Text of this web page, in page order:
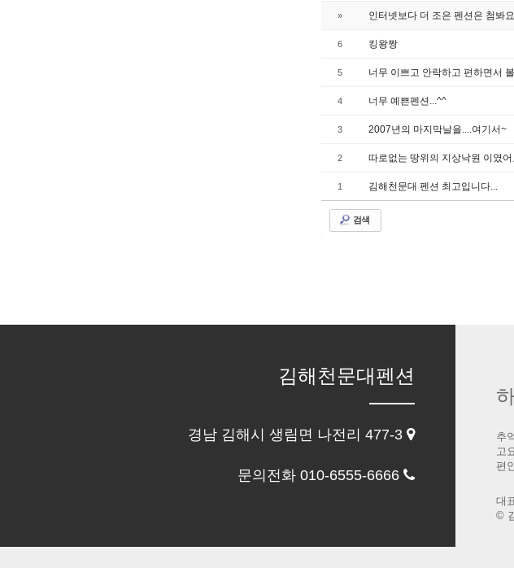
» 인터넷보다 더 조은 펜션은 첨봐요
6 킹왕짱
5 너무 이쁘고 안락하고 편하면서
4 너무 예쁜펜션...^^
3 2007년의 마지막날을....여기서~
2 따로없는 땅위의 지상낙원 이였
1 김해천문대 펜션 최고입니다...
검색
김해천문대펜션
경남 김해시 생림면 나전리 477-3
문의전화 010-6555-6666
추
고
편
대
©